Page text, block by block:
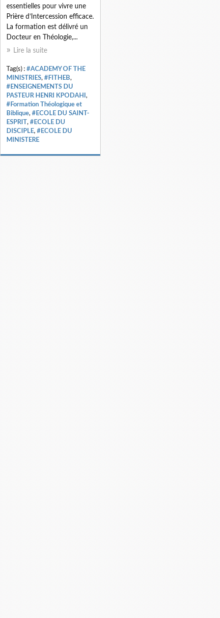
essentielles pour vivre une
Prière d’Intercession efficace.
La formation est délivré un
Docteur en Théologie,...
Lire la suite
Tag(s) : #ACADEMY OF THE
MINISTRIES, #FITHEB,
#ENSEIGNEMENTS DU
PASTEUR HENRI KPODAHI ,
#Formation Théologique et
Biblique, #ECOLE DU SAINT-
ESPRIT, #ECOLE DU
DISCIPLE, #ECOLE DU
MINISTERE